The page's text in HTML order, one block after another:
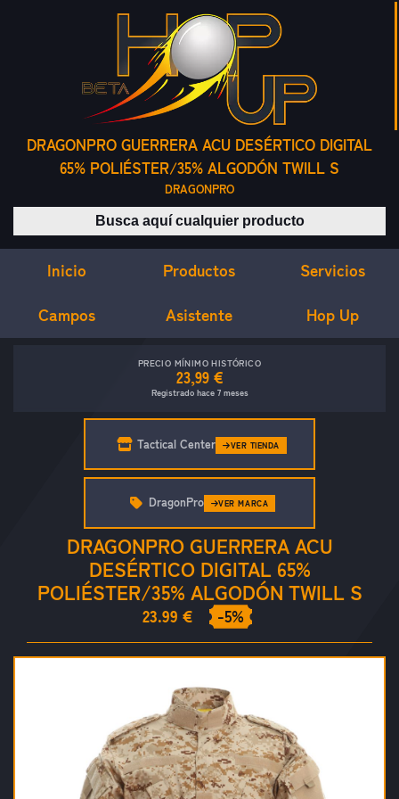
DRAGONPRO GUERRERA ACU DESÉRTICO DIGITAL
65% POLIÉSTER/35% ALGODÓN TWILL S
DRAGONPRO
Buscar productos
Inicio Productos Servicios
Campos Asistente Hop Up
PRECIO MÍNIMO HISTÓRICO
23,99 €
Registrado hace 7 meses
Tactical Center VER TIENDA
DRAGONPRO GUERRERA ACU
DESÉRTICO DIGITAL 65%
POLIÉSTER/35% ALGODÓN TWILL S
23.99 € -5%
DragonPro VER MARCA